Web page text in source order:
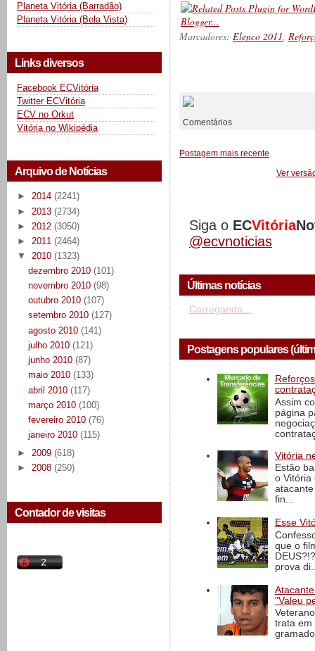
Planeta Vitória (Barradão)
Planeta Vitória (Bela Vista)
Links diversos
Facebook ECVitória
Twitter ECVitória
ECV no Orkut
Vitória no Wikipédia
Arquivo de Notícias
► 2014 (2241)
► 2013 (2734)
► 2012 (3050)
► 2011 (2464)
▼ 2010 (1323)
dezembro 2010 (101)
novembro 2010 (98)
outubro 2010 (107)
setembro 2010 (127)
agosto 2010 (141)
julho 2010 (121)
junho 2010 (87)
maio 2010 (133)
abril 2010 (117)
março 2010 (100)
fevereiro 2010 (76)
janeiro 2010 (115)
► 2009 (618)
► 2008 (250)
Contador de visitas
Marcadores: Elenco 2011,
Comentários
Postagem mais recente
Ver
Siga o ECVitória
@ecvnoticias
Últimas notícias
Carregando...
Postagens populares
Assim
página
Vitória
Estão
o Vitória
fin...
Esse
que o
prova
"Valeu
trata em